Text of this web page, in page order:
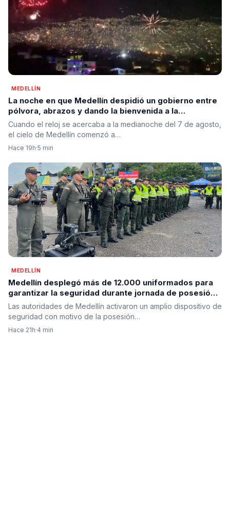
MEDELLÍN
La noche en que Medellín despidió un gobierno entre
pólvora, abrazos y dando la bienvenida a la
esperanza de cambio
Cuando el reloj se acercaba a la medianoche del 7 de agosto,
el cielo de Medellín comenzó a…
Hace 19h·5 min
MEDELLÍN
Medellín desplegó más de 12.000 uniformados para
garantizar la seguridad durante jornada de posesión
presidencial en prevención
Las autoridades de Medellín activaron un amplio dispositivo de
seguridad con motivo de la posesión…
Hace 21h·4 min